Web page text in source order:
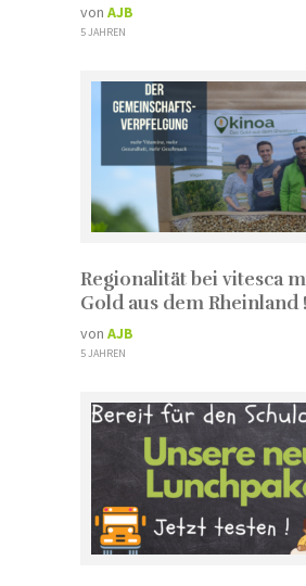
von AJB
5 JAHREN
Regionalität bei vitesca
Gold aus dem Rheinland !
von AJB
5 JAHREN